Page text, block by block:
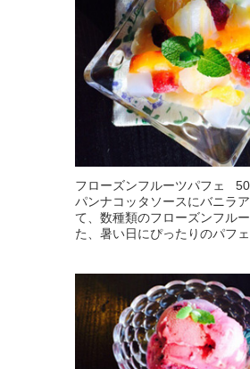
フローズンフルーツパフェ
パンナコッタソースにバニラ
て、数種類のフローズンフル
た、暑い日にぴったりのパフ